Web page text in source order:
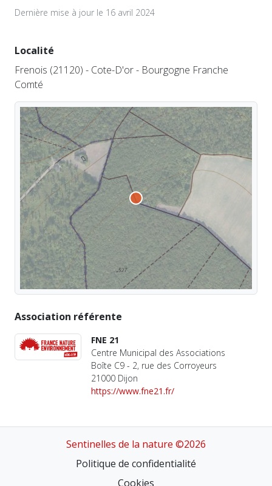
Dernière mise à jour le 16 avril 2024
Localité
Frenois (21120) - Cote-D'or - Bourgogne Franche
Comté
Association référente
FNE 21
Centre Municipal des Associations
Boîte C9 - 2, rue des Corroyeurs
21000 Dijon
https://www.fne21.fr/
Sentinelles de la nature ©2026
Politique de confidentialité
Cookies